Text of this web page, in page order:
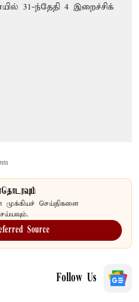
முக்கியச் செய்திகளை
Source
Follow Us